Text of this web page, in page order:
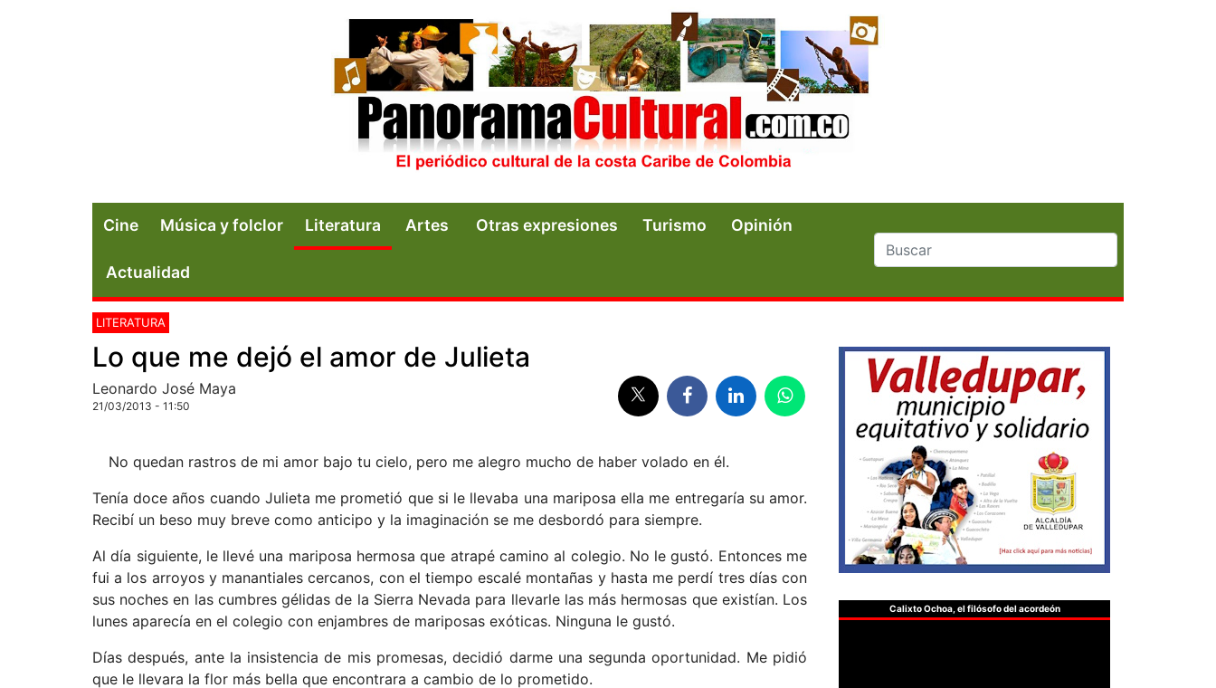
Cine Música y folclor Literatura Artes Otras expresiones Turismo Opinión
Actualidad
LITERATURA
Lo que me dejó el amor de Julieta
Leonardo José Maya
21/03/2013 - 11:50
No quedan rastros de mi amor bajo tu cielo, pero me alegro mucho de haber volado en él.
Tenía doce años cuando Julieta me prometió que si le llevaba una mariposa ella me entregaría su amor.
Recibí un beso muy breve como anticipo y la imaginación se me desbordó para siempre.
Al día siguiente, le llevé una mariposa hermosa que atrapé camino al colegio. No le gustó. Entonces me
fui a los arroyos y manantiales cercanos, con el tiempo escalé montañas y hasta me perdí tres días con
sus noches en las cumbres gélidas de la Sierra Nevada para llevarle las más hermosas que existían. Los
lunes aparecía en el colegio con enjambres de mariposas exóticas. Ninguna le gustó.
Días después, ante la insistencia de mis promesas, decidió darme una segunda oportunidad. Me pidió
que le llevara la flor más bella que encontrara a cambio de lo prometido.
Calixto Ochoa, el filósofo del acordeón